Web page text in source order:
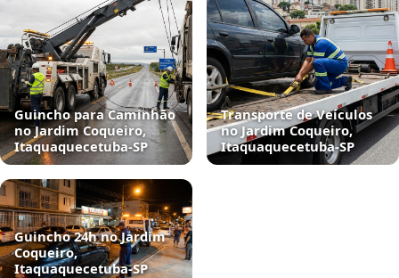
Guincho para Caminhão
no Jardim Coqueiro,
Itaquaquecetuba‑SP
Transporte de Veículos
no Jardim Coqueiro,
Itaquaquecetuba‑SP
Guincho 24h no Jardim
Coqueiro,
Itaquaquecetuba‑SP